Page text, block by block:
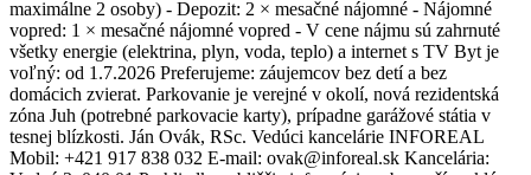
maximálne 2 osoby) - Depozit: 2 × mesačné nájomné - Nájomné
vopred: 1 × mesačné nájomné vopred - V cene nájmu sú zahrnuté
všetky energie (elektrina, plyn, voda, teplo) a internet s TV Byt je
voľný: od 1.7.2026 Preferujeme: záujemcov bez detí a bez
domácich zvierat. Parkovanie je verejné v okolí, nová rezidentská
zóna Juh (potrebné parkovacie karty), prípadne garážové státia v
tesnej blízkosti. Ján Ovák, RSc. Vedúci kancelárie INFOREAL
Mobil: +421 917 838 032 E-mail: ovak@inforeal.sk Kancelária: